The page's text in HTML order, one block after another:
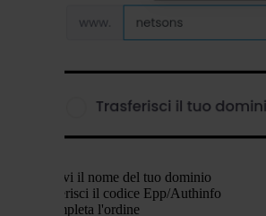
scrivi il nome del tuo dominio
inserisci il codice Epp/Authinfo
completa l'ordine